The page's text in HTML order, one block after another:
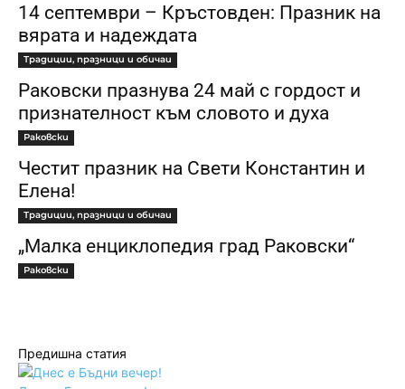
14 септември – Кръстовден: Празник на
вярата и надеждата
Традиции, празници и обичаи
Раковски празнува 24 май с гордост и
признателност към словото и духа
Раковски
Честит празник на Свети Константин и
Елена!
Традиции, празници и обичаи
„Малка енциклопедия град Раковски“
Раковски
Предишна статия